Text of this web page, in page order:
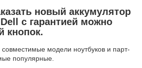
новый аккумулятор
с гарантией можно
кнопок.
модели ноутбуков и парт-
популярные.